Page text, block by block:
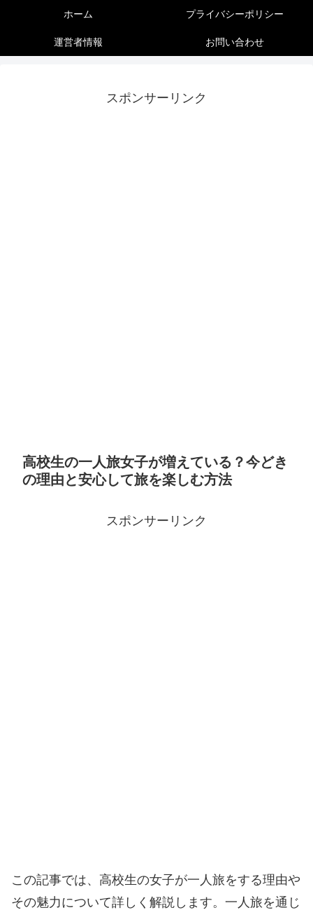
ホーム プライバシーポリシー
運営者情報 お問い合わせ
スポンサーリンク
高校生の一人旅女子が増えている？今どき
の理由と安心して旅を楽しむ方法
スポンサーリンク
この記事では、高校生の女子が一人旅をする理由や
その魅力について詳しく解説します。一人旅を通じ